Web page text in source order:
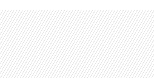
Skip to main content